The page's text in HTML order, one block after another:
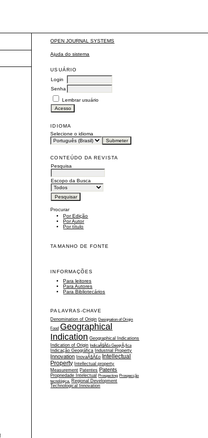
OPEN JOURNAL SYSTEMS
Ajuda do sistema
USUÁRIO
Login
Senha
Lembrar usuário
IDIOMA
Selecione o idioma
CONTEÚDO DA REVISTA
Pesquisa
Escopo da Busca
Procurar
Por Edição
Por Autor
Por título
TAMANHO DE FONTE
INFORMAÇÕES
Para leitores
Para Autores
Para Bibliotecários
PALAVRAS-CHAVE
Denomination of Origin Designation of Origin
Food Geographical
Indication Geographical Indications
Indication of Origin IndicaÃ§Ã£o GeogrÃ¡fica
Indicação Geográfica Industrial Property
Innovation InovaÃ§Ã£o Intellectual
Property Intellectual property
Measurement Patentes Patents
Propriedade Intelectual Prospecting Prospecção
tecnológica. Regional Development
Technological Innovation